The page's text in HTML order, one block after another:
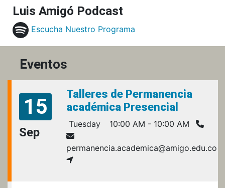
Luis Amigó Podcast
Escucha Nuestro Programa
Eventos
15
Sep
Talleres de Permanencia
académica Presencial
Tuesday 10:00 AM - 10:00 AM
permanencia.academica@amigo.edu.co